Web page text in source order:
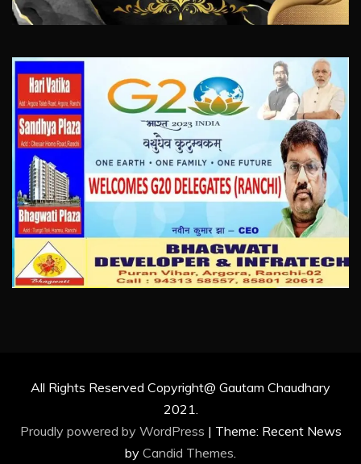
All Rights Reserved Copyright@ Gautam Chaudhary
2021.
Proudly powered by WordPress | Theme: Recent News
by Candid Themes.